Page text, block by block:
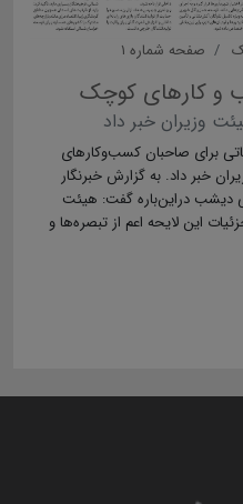
صفحه شماره ۱
و کارهای کوچک
وزیران خبر داد
برای صاحبان کسب‌وکارهای
۱۴۰۱ در هیئت‌وزیران خبر داد. به گزارش خبرنگار
دیشب دراین‌باره گفت: هیئت
این لایحه اعم از تبصره‌ها و